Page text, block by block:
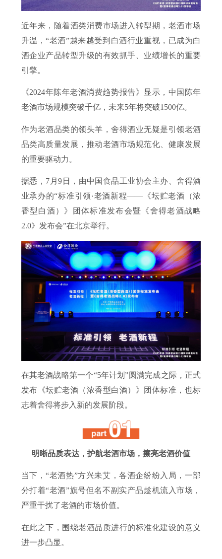
近年来，随着酒类消费市场进入转型期，老酒市场
升温，“老酒”越来越受到白酒行业重视，已成为白
酒企业产品转型升级的有效抓手、业绩增长的重要
引擎。
《2024年陈年老酒消费趋势报告》显示，中国陈年
老酒市场规模突破千亿，未来5年将突破1500亿。
作为老酒品类的领头羊，舍得酒业无疑是引领老酒
品类高质量发展，推动老酒市场规范化、健康发展
的重要驱动力。
据悉，7月9日，由中国食品工业协会主办、舍得酒
业承办的“标准引领·老酒新程——《坛贮老酒（浓
香型白酒）》团体标准发布会暨《舍得老酒战略
2.0》发布会”在北京举行。
在其老酒战略第一个“5年计划”圆满完成之际，正式
发布《坛贮老酒（浓香型白酒）》团体标准，也标
志着舍得将步入新的发展阶段。
明晰品质表达，护航老酒市场，擦亮老酒价值
当下，“老酒热”方兴未艾，各酒企纷纷入局，一部
分打着“老酒”旗号但名不副实产品趁机流入市场，
严重干扰了老酒的市场价值。
在此之下，围绕老酒品质进行的标准化建设的意义
进一步凸显。